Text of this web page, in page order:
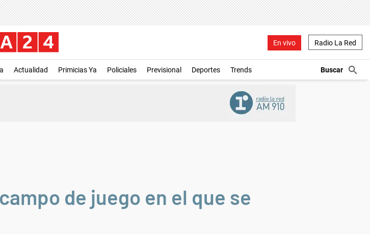
En vivo Radio La Red
Actualidad Primicias Ya Policiales Previsional Deportes Trends
de juego en el que se